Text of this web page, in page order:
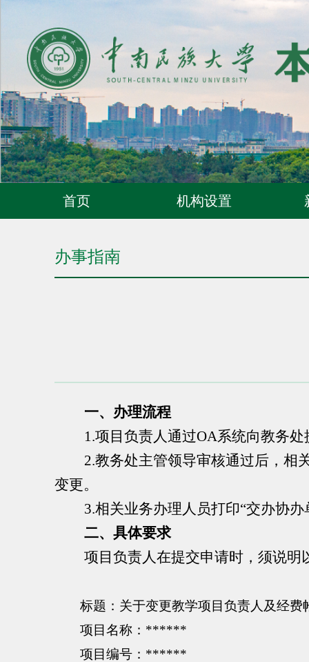
首页 机构设置
办事指南
一、办理流程
1.项目负责人通过OA系统向教务
2.教务处主管领导审核通过后，相
变更。
3.相关业务办理人员打印“交办协办
二、具体要求
项目负责人在提交申请时，须说
标题：关于变更教学项目负责人及经费
项目名称： ******
项目编号： ******